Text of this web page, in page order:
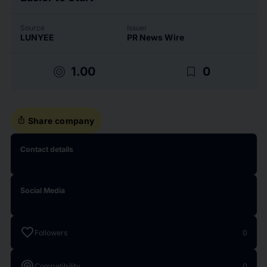
Source
LUNYEE
Issuer
PR News Wire
target 1.00 bookmark_border 0
ios_share Share company
Contact details
Social Media
favorite Followers 0